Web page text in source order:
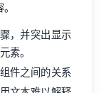
，并突出显示
素。
件之间的关系